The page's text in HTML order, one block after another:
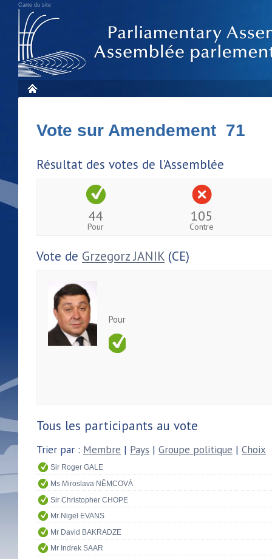
Carte du site
Vote sur Amendement 71
Résultat des votes de l'Assemblée
44
Pour
105
Contre
Vote de Grzegorz JANIK (CE)
Pour
Tous les participants au vote
Trier par : Membre | Pays | Groupe politique | Choix
Sir Roger GALE
Ms Miroslava NĚMCOVÁ
Sir Christopher CHOPE
Mr Nigel EVANS
Mr David BAKRADZE
Mr Indrek SAAR